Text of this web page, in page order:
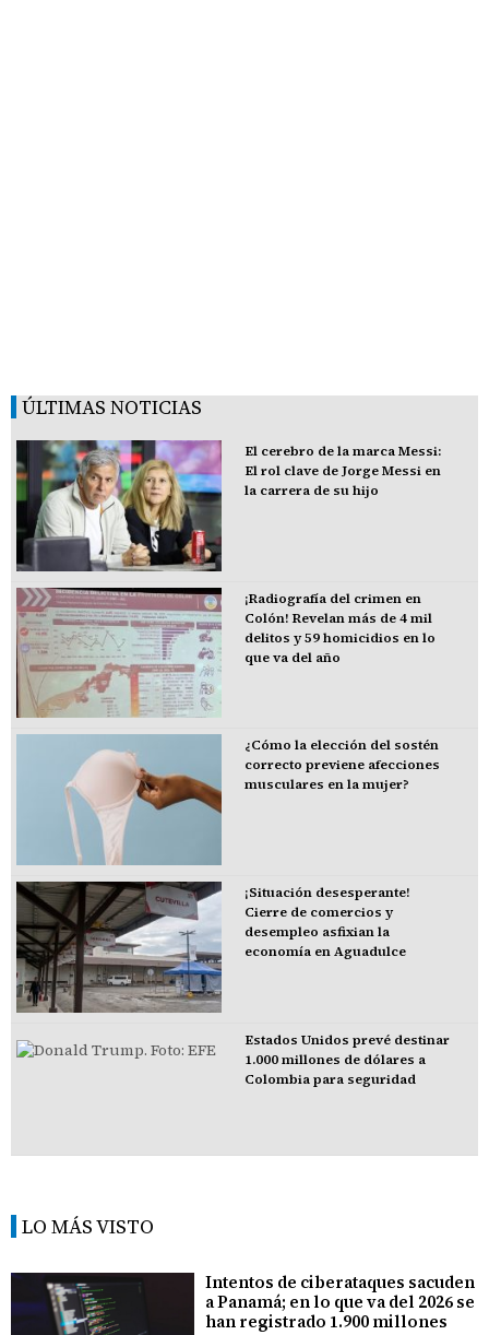
ÚLTIMAS NOTICIAS
El cerebro de la marca Messi:
El rol clave de Jorge Messi en
la carrera de su hijo
¡Radiografía del crimen en
Colón! Revelan más de 4 mil
delitos y 59 homicidios en lo
que va del año
¿Cómo la elección del sostén
correcto previene afecciones
musculares en la mujer?
¡Situación desesperante!
Cierre de comercios y
desempleo asfixian la
economía en Aguadulce
Estados Unidos prevé destinar
1.000 millones de dólares a
Colombia para seguridad
LO MÁS VISTO
Intentos de ciberataques sacuden
a Panamá; en lo que va del 2026 se
han registrado 1.900 millones